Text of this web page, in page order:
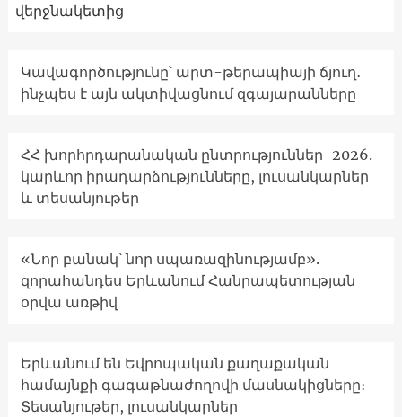
վերջնակետից
Կավագործությունը՝ արտ-թերապիայի ճյուղ․
ինչպես է այն ակտիվացնում զգայարանները
ՀՀ խորհրդարանական ընտրություններ-2026.
կարևոր իրադարձությունները, լուսանկարներ
և տեսանյութեր
«Նոր բանակ՝ նոր սպառազինությամբ».
զորահանդես Երևանում Հանրապետության
օրվա առթիվ
Երևանում են Եվրոպական քաղաքական
համայնքի գագաթնաժողովի մասնակիցները։
Տեսանյութեր, լուսանկարներ